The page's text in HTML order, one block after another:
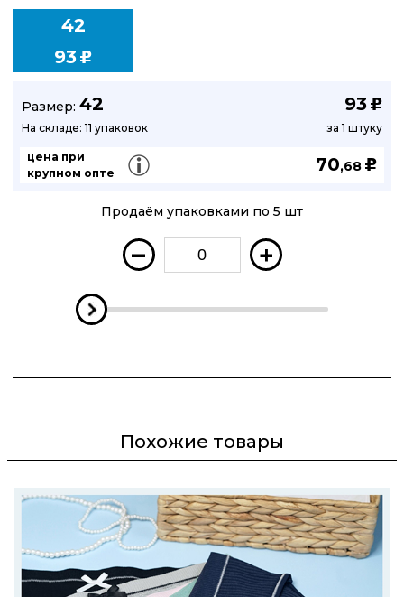
42
93 u
Размер: 42 93 u
На складе: 11 упаковок за 1 штуку
цена при
крупном опте
70,68 u
Продаём упаковками по 5 шт
– +
Похожие товары